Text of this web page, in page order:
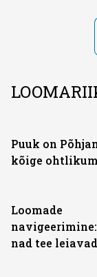
Puuk on
kõige
Loomade
nad tee